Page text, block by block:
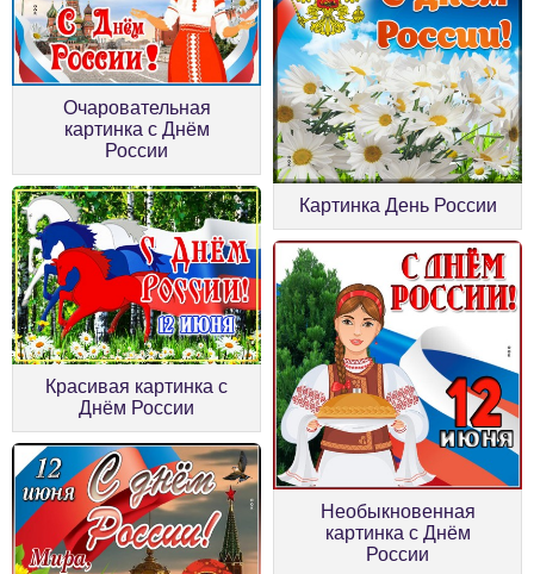
Очаровательная
картинка с Днём
России
Картинка День России
Красивая картинка с
Днём России
Необыкновенная
картинка с Днём
России